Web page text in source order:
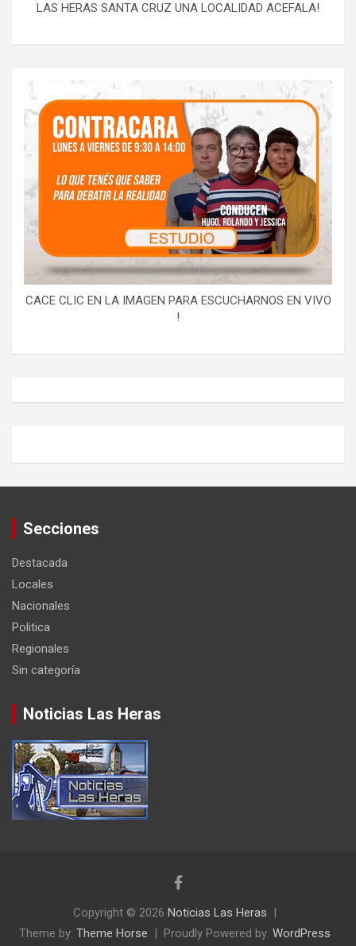
LAS HERAS SANTA CRUZ UNA LOCALIDAD ACEFALA!
CACE CLIC EN LA IMAGEN PARA ESCUCHARNOS EN VIVO
!
Secciones
Destacada
Locales
Nacionales
Politica
Regionales
Sin categoría
Noticias Las Heras
Copyright © 2026 Noticias Las Heras
Theme by: Theme Horse Proudly Powered by: WordPress